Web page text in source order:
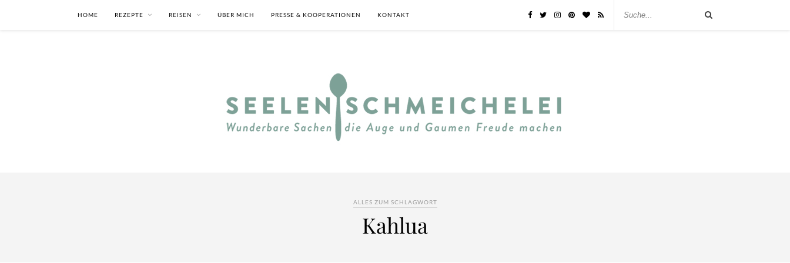
HOME REZEPTE REISEN ÜBER MICH PRESSE & KOOPERATIONEN KONTAKT
ALLES ZUM SCHLAGWORT
Kahlua